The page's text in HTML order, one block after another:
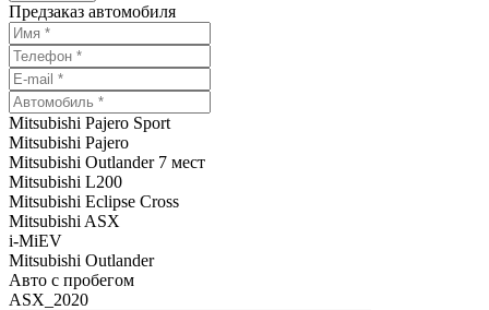
Предзаказ автомобиля
Mitsubishi Pajero Sport
Mitsubishi Pajero
Mitsubishi Outlander 7 мест
Mitsubishi L200
Mitsubishi Eclipse Cross
Mitsubishi ASX
i-MiEV
Mitsubishi Outlander
Авто с пробегом
ASX_2020